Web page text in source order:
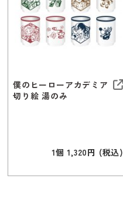
僕のヒーローアカデミア
切り絵 湯のみ
1個 1,320円 (税込)